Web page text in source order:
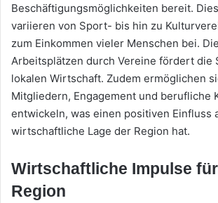
Beschäftigungsmöglichkeiten bereit.
variieren von Sport- bis hin zu
zum Einkommen vieler Menschen bei.
Arbeitsplätzen durch Vereine fördert die
lokalen Wirtschaft. Zudem ermöglichen
Mitgliedern, Engagement und berufliche
entwickeln, was einen positiven Einfluss
wirtschaftliche Lage der Region hat.
Wirtschaftliche Impulse
Region